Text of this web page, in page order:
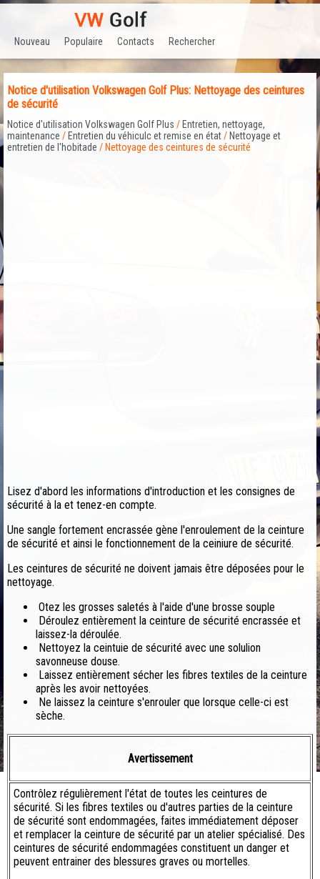
Nouveau Populaire Contacts Rechercher
Notice d'utilisation Volkswagen Golf Plus: Nettoyage des ceintures
de sécurité
Notice d'utilisation Volkswagen Golf Plus / Entretien, nettoyage,
maintenance / Entretien du véhiculc et remise en état/ Nettoyage et
entretien de l'hobitade / Nettoyage des ceintures de sécurité
Lisez d'abord les informations d'introduction et les consignes de
sécurité à la et tenez-en compte.
Une sangle fortement encrassée gène l'enroulement de la ceinture
de sécurité et ainsi le fonctionnement de la ceiniure de sécurité.
Les ceintures de sécurité ne doivent jamais être déposées pour le
nettoyage.
Otez les grosses saletés à l'aide d'une brosse souple
Déroulez entièrement la ceinture de sécurité encrassée et
laissez-la déroulée.
Nettoyez la ceintuie de sécurité avec une solulion
savonneuse douse.
Laissez entièrement sécher les fibres textiles de la ceinture
après les avoir nettoyées.
Ne laissez la ceinture s'enrouler que lorsque celle-ci est
sèche.
Avertissement
Contrôlez régulièrement l'état de toutes les ceintures de
sécurité. Si les fibres textiles ou d'autres parties de la ceinture
de sécurité sont endommagées, faites immédiatement déposer
et remplacer la ceinture de sécurité par un atelier spécialisé. Des
ceintures de sécurité endommagées constituent un danger et
peuvent entrainer des blessures graves ou mortelles.